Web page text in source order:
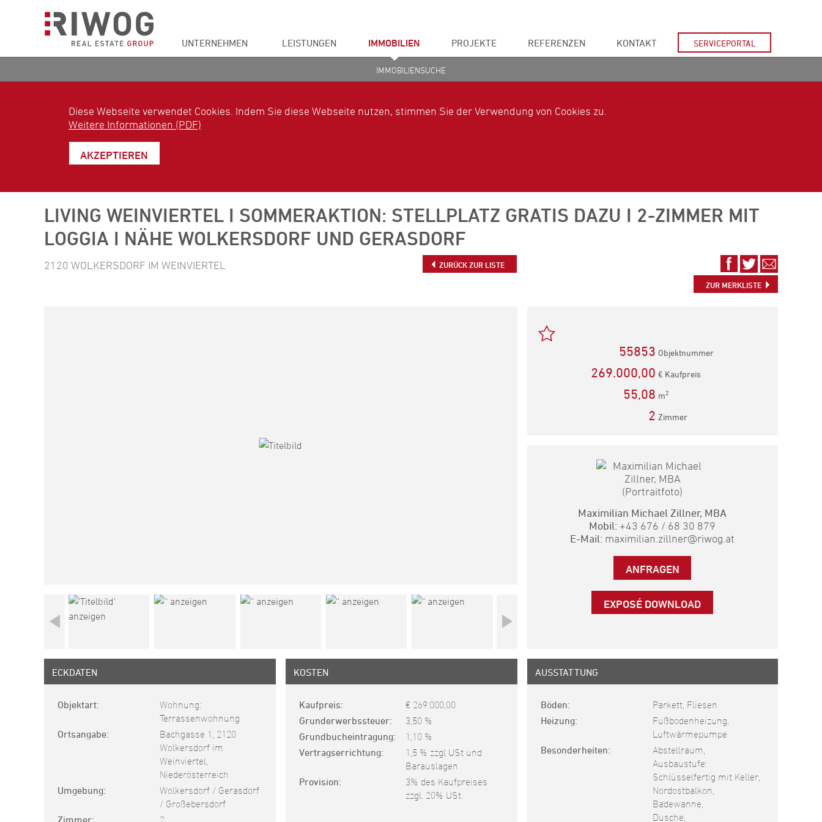
UNTERNEHMEN LEISTUNGEN IMMOBILIEN PROJEKTE REFERENZEN KONTAKT SERVICEPORTAL
IMMOBILIENSUCHE
Diese Webseite verwendet Cookies. Indem Sie diese Webseite nutzen, stimmen Sie der Verwendung von Cookies zu.
Weitere Informationen (PDF)
AKZEPTIEREN
LIVING WEINVIERTEL I SOMMERAKTION: STELLPLATZ GRATIS DAZU I 2-ZIMMER MIT
LOGGIA I NÄHE WOLKERSDORF UND GERASDORF
2120 WOLKERSDORF IM WEINVIERTEL ZURÜCK ZUR LISTE
Auf
Facebook
teilen
Auf
Twitter
teilen
Via
E-
Mail
empfehlen
ZUR MERKLISTE
55853 Objektnummer
269.000,00 € Kaufpreis
55,08 m2
2 Zimmer
Maximilian Michael Zillner, MBA
Mobil: +43 676 / 68 30 879
E-Mail: maximilian.zillner@riwog.at
ANFRAGEN
EXPOSÉ DOWNLOAD
ECKDATEN
Objektart
Wohnung:
Terrassenwohnung
Ortsangabe
Bachgasse 1, 2120
Wolkersdorf im
Weinviertel,
Niederösterreich
Umgebung
Wolkersdorf / Gerasdorf
/ Großebersdorf
Zimmer
2
KOSTEN
Kaufpreis
€ 269.000,00
Grunderwerbssteuer
3,50 %
Grundbucheintragung
1,10 %
Vertragserrichtung
1,5 % zzgl USt und
Barauslagen
Provision
3% des Kaufpreises
zzgl. 20% USt.
AUSSTATTUNG
Böden
Parkett, Fliesen
Heizung
Fußbodenheizung,
Luftwärmepumpe
Besonderheiten
Abstellraum,
Ausbaustufe:
Schlüsselfertig mit Keller,
Nordostbalkon,
Badewanne,
Dusche,